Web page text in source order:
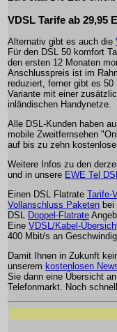
VDSL Tarife ab 29,95
Alternativ gibt es auch die
Für den DSL 50 komfort
den ersten 12 Monaten
Anschlusspreis ist im
reduziert, ferner gibt es
Variante mit einer
inländischen Handynetze.
Alle DSL-Kunden haben
mobile Zweitfernsehen
auf bis zu zehn
Weitere Infos zu den
und in unsere EWE Tel
Einen DSL Flatrate Tarife-
Vollanschluss Paketen
DSL
Doppel-Flatrate
Eine VDSL/Kabel-
400 Mbit/s an
Damit Ihnen in Zukunft
unserem kostenlosen
Sie dann eine Übersicht
Telefonmarkt. Noch